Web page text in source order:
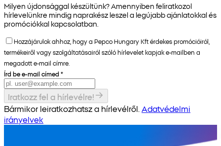
Milyen újdonsággal készültünk? Amennyiben feliratkozol
hírlevelünkre mindig naprakész leszel a legújabb ajánlatokkal és
promóciókkal kapcsolatban.
Hozzájárulok ahhoz, hogy a Pepco Hungary Kft érdekes promócióiról,
termékeiről vagy szolgáltatásairól szóló hírlevelet kapjak e-mailben a
megadott e-mail címre.
Írd be e-mail címed *
Iratkozz fel a hírlevélre!
Bármikor leiratkozhatsz a hírlevélről. Adatvédelmi
irányelvek